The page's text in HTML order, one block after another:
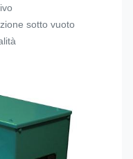
sotto vuoto